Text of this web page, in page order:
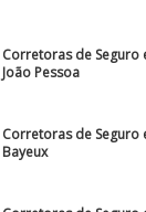
Corretoras de Seguro
João Pessoa
Corretoras de Seguro
Bayeux